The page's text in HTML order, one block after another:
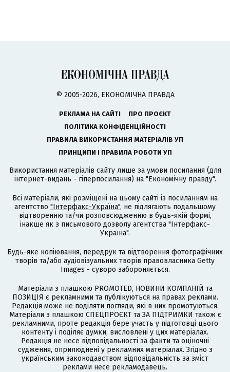
© 2005-2026, ЕКОНОМІЧНА ПРАВДА
РЕКЛАМА НА САЙТІ
ПРО ПРОЄКТ
ПОЛІТИКА КОНФІДЕНЦІЙНОСТІ
ПРАВИЛА ВИКОРИСТАННЯ МАТЕРІАЛІВ УП
ПРИНЦИПИ І ПРАВИЛА РОБОТИ УП
Використання матеріалів сайту лише за умови посилання (для
інтернет-видань - гіперпосилання) на "Економічну правду".
Всі матеріали, які розміщені на цьому сайті із посиланням на
агентство "Інтерфакс-Україна", не підлягають подальшому
відтворенню та/чи розповсюдженню в будь-якій формі,
інакше як з письмового дозволу агентства "Інтерфакс-
Україна".
Будь-яке копіювання, передрук та відтворення фотографічних
творів та/або аудіовізуальних творів правовласника Getty
Images - суворо забороняється.
Матеріали з плашкою PROMOTED, НОВИНИ КОМПАНІЙ та
ПОЗИЦІЯ є рекламними та публікуються на правах реклами.
Редакція може не поділяти погляди, які в них промотуються.
Матеріали з плашкою СПЕЦПРОЄКТ та ЗА ПІДТРИМКИ також є
рекламними, проте редакція бере участь у підготовці цього
контенту і поділяє думки, висловлені у цих матеріалах.
Редакція не несе відповідальності за факти та оціночні
судження, оприлюднені у рекламних матеріалах. Згідно з
українським законодавством відповідальність за зміст
реклами несе рекламодавець.